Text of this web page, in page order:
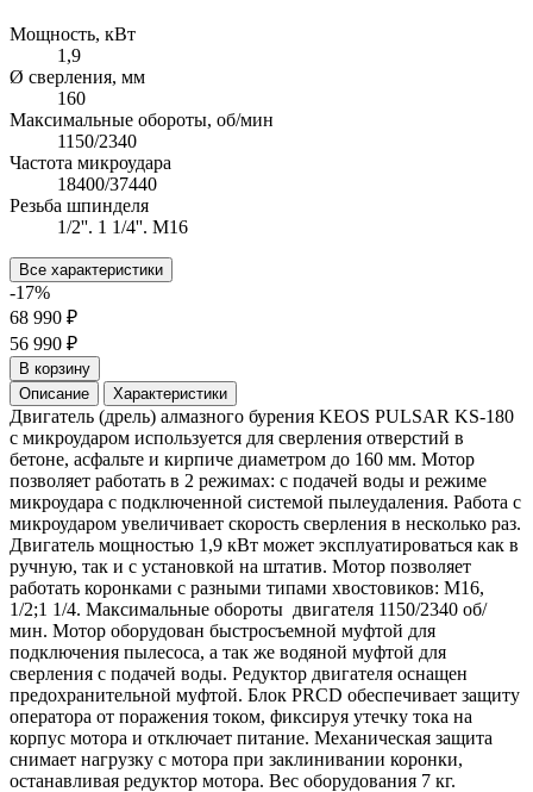
Мощность, кВт
1,9
Ø сверления, мм
160
Максимальные обороты, об/мин
1150/2340
Частота микроудара
18400/37440
Резьба шпинделя
1/2''. 1 1/4''. М16
Все характеристики
-17%
68 990 ₽
56 990 ₽
В корзину
Описание
Характеристики
Двигатель (дрель) алмазного бурения KEOS PULSAR KS-180
с микроударом используется для сверления отверстий в
бетоне, асфальте и кирпиче диаметром до 160 мм. Мотор
позволяет работать в 2 режимах: с подачей воды и режиме
микроудара с подключенной системой пылеудаления. Работа с
микроударом увеличивает скорость сверления в несколько раз.
Двигатель мощностью 1,9 кВт может эксплуатироваться как в
ручную, так и с установкой на штатив. Мотор позволяет
работать коронками с разными типами хвостовиков: М16,
1/2;1 1/4. Максимальные обороты двигателя 1150/2340 об/
мин. Мотор оборудован быстросъемной муфтой для
подключения пылесоса, а так же водяной муфтой для
сверления с подачей воды. Редуктор двигателя оснащен
предохранительной муфтой. Блок PRCD обеспечивает защиту
оператора от поражения током, фиксируя утечку тока на
корпус мотора и отключает питание. Механическая защита
снимает нагрузку с мотора при заклинивании коронки,
останавливая редуктор мотора. Вес оборудования 7 кг.